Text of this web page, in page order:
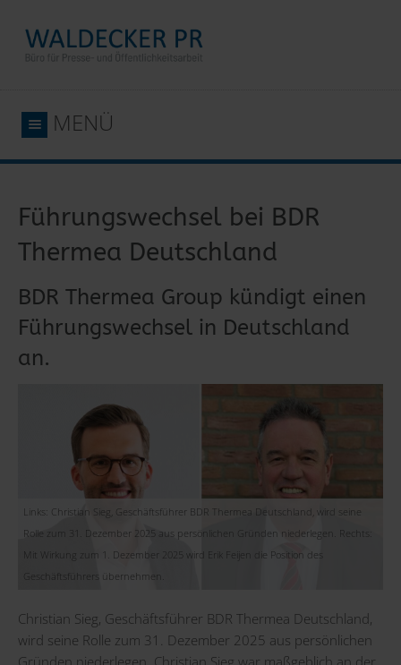
MENÜ
Führungswechsel bei BDR
Thermea Deutschland
BDR Thermea Group kündigt einen
Führungswechsel in Deutschland
an.
Links: Christian Sieg, Geschäftsführer BDR Thermea Deutschland, wird seine
Rolle zum 31. Dezember 2025 aus persönlichen Gründen niederlegen. Rechts:
Mit Wirkung zum 1. Dezember 2025 wird Erik Feijen die Position des
Geschäftsführers übernehmen.
Christian Sieg, Geschäftsführer BDR Thermea Deutschland,
wird seine Rolle zum 31. Dezember 2025 aus persönlichen
Gründen niederlegen. Christian Sieg war maßgeblich an der